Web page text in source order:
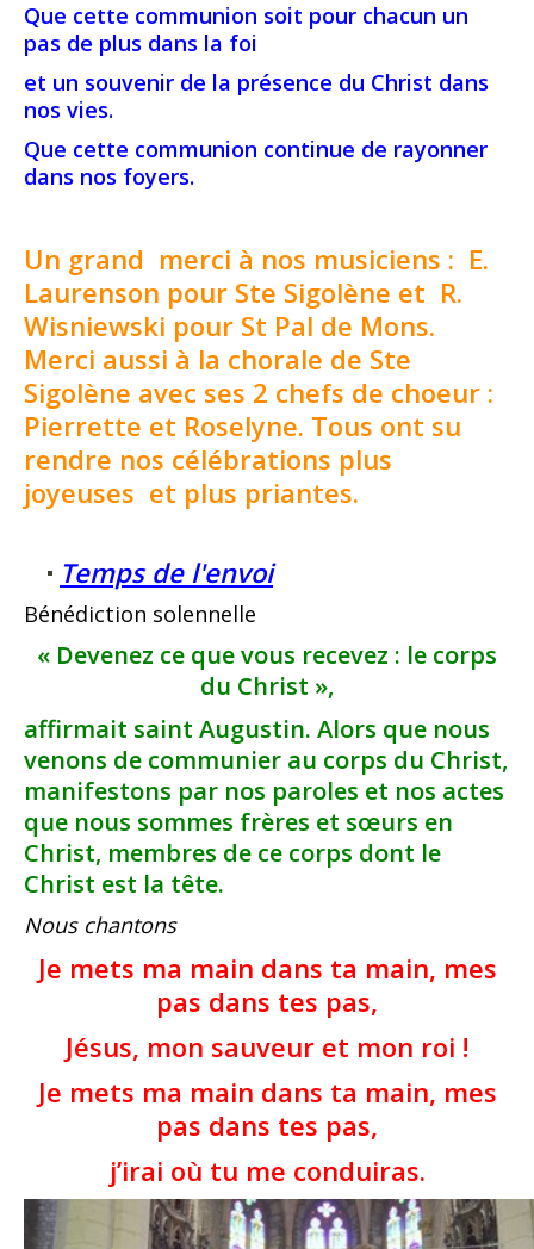
Que cette communion soit pour chacun un
pas de plus dans la foi
et un souvenir de la présence du Christ dans
nos vies.
Que cette communion continue de rayonner
dans nos foyers.
Un grand merci à nos musiciens : E.
Laurenson pour Ste Sigolène et R.
Wisniewski pour St Pal de Mons.
Merci aussi à la chorale de Ste
Sigolène avec ses 2 chefs de choeur :
Pierrette et Roselyne. Tous ont su
rendre nos célébrations plus
joyeuses et plus priantes.
Temps de l'envoi
Bénédiction solennelle
« Devenez ce que vous recevez : le corps
du Christ »,
affirmait saint Augustin. Alors que nous
venons de communier au corps du Christ,
manifestons par nos paroles et nos actes
que nous sommes frères et sœurs en
Christ, membres de ce corps dont le
Christ est la tête.
Nous chantons
Je mets ma main dans ta main, mes
pas dans tes pas,
Jésus, mon sauveur et mon roi !
Je mets ma main dans ta main, mes
pas dans tes pas,
j’irai où tu me conduiras.